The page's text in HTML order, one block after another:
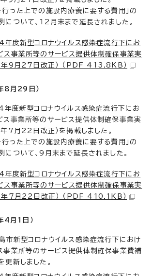
行った上での施設内療養に要する費用」の
について、12月末まで延長されました。
4年度新型コロナウイルス感染症流行下にお
ス事業所等のサービス提供体制確保事業実
年9月27日改正） （PDF 413.8KB）
8月29 日）
4年度新型コロナウイルス感染症流行下にお
ス事業所等のサービス提供体制確保事業実
7月22日改正）を掲載しました。
行った上での施設内療養に要する費用」の
について、9月末まで延長されました。
4年度新型コロナウイルス感染症流行下にお
ス事業所等のサービス提供体制確保事業実
年7月22日改正） （PDF 410.1KB）
4月1 日）
島市新型コロナウイルス感染症流行下におけ
事業所等のサービス提供体制確保事業費補
更新しました。